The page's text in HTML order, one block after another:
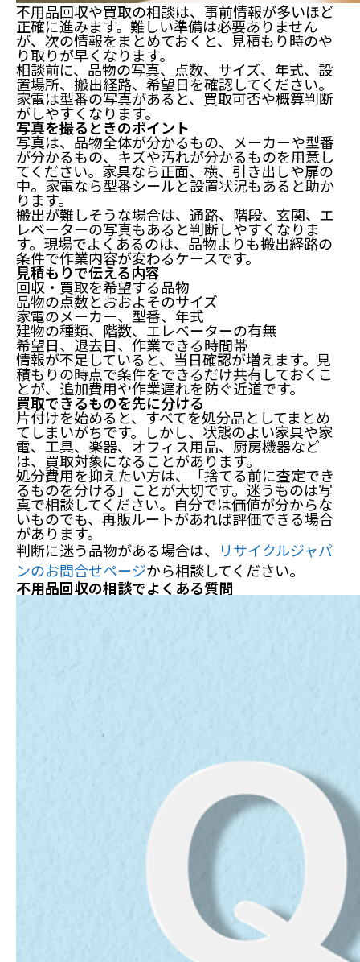
不用品回収や買取の相談は、事前情報が多いほど
正確に進みます。難しい準備は必要ありません
が、次の情報をまとめておくと、見積もり時のや
り取りが早くなります。
相談前に、品物の写真、点数、サイズ、年式、設
置場所、搬出経路、希望日を確認してください。
家電は型番の写真があると、買取可否や概算判断
がしやすくなります。
写真を撮るときのポイント
写真は、品物全体が分かるもの、メーカーや型番
が分かるもの、キズや汚れが分かるものを用意し
てください。家具なら正面、横、引き出しや扉の
中。家電なら型番シールと設置状況もあると助か
ります。
搬出が難しそうな場合は、通路、階段、玄関、エ
レベーターの写真もあると判断しやすくなりま
す。現場でよくあるのは、品物よりも搬出経路の
条件で作業内容が変わるケースです。
見積もりで伝える内容
回収・買取を希望する品物
品物の点数とおおよそのサイズ
家電のメーカー、型番、年式
建物の種類、階数、エレベーターの有無
希望日、退去日、作業できる時間帯
情報が不足していると、当日確認が増えます。見
積もりの時点で条件をできるだけ共有しておくこ
とが、追加費用や作業遅れを防ぐ近道です。
買取できるものを先に分ける
片付けを始めると、すべてを処分品としてまとめ
てしまいがちです。しかし、状態のよい家具や家
電、工具、楽器、オフィス用品、厨房機器など
は、買取対象になることがあります。
処分費用を抑えたい方は、「捨てる前に査定でき
るものを分ける」ことが大切です。迷うものは写
真で相談してください。自分では価値が分からな
いものでも、再販ルートがあれば評価できる場合
があります。
判断に迷う品物がある場合は、
リサイクルジャパ
ンのお問合せページから相談してください。
不用品回収の相談でよくある質問